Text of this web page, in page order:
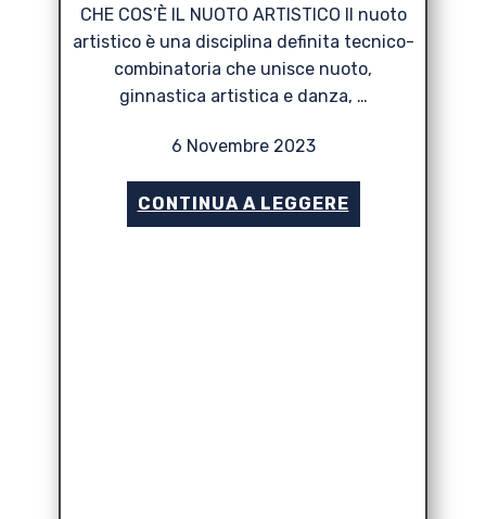
CHE COS’È IL NUOTO ARTISTICO Il nuoto
artistico è una disciplina definita tecnico-
combinatoria che unisce nuoto,
ginnastica artistica e danza, …
6 Novembre 2023
CONTINUA A LEGGERE